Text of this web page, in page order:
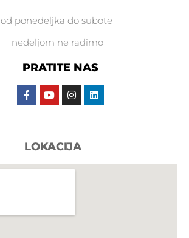
LOKACIJA
od ponedeljka do subote
nedeljom ne radimo
PRATITE NAS